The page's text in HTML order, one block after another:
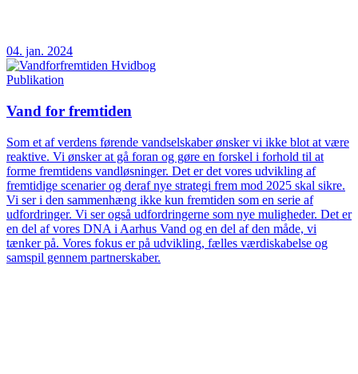
04. jan. 2024
Publikation
Vand for fremtiden
Som et af verdens førende vandselskaber ønsker vi ikke blot at være
reaktive. Vi ønsker at gå foran og gøre en forskel i forhold til at
forme fremtidens vandløsninger. Det er det vores udvikling af
fremtidige scenarier og deraf nye strategi frem mod 2025 skal sikre.
Vi ser i den sammenhæng ikke kun fremtiden som en serie af
udfordringer. Vi ser også udfordringerne som nye muligheder. Det er
en del af vores DNA i Aarhus Vand og en del af den måde, vi
tænker på. Vores fokus er på udvikling, fælles værdiskabelse og
samspil gennem partnerskaber.